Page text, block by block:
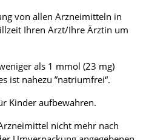
von allen Arzneimitteln in
Ihren Arzt/Ihre Ärztin um
als 1 mmol (23 mg)
ist nahezu ”natriumfrei“.
Kinder aufbewahren.
nicht mehr nach